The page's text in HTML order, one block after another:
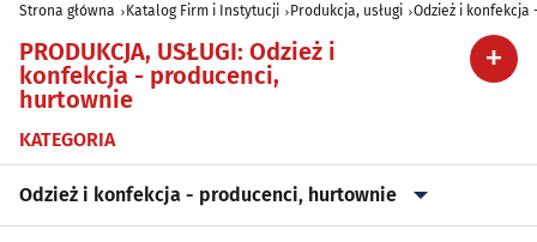
Strona główna Katalog Firm i Instytucji Produkcja, usługi Odzież i
PRODUKCJA, USŁUGI: Odzież i
konfekcja - producenci,
hurtownie
KATEGORIA
Odzież i konfekcja - producenci, hurtownie